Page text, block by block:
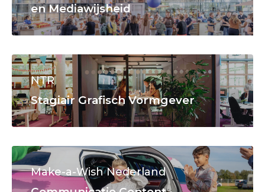
en Mediawijsheid
NTR
Stagiair Grafisch Vormgever
Make-a-Wish Nederland